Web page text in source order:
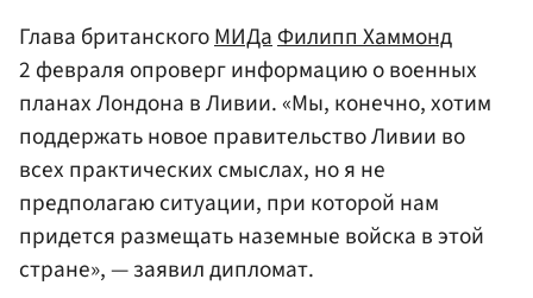
Глава британскогоМИДаФилипп Хаммонд
2 февраля опроверг информацию о военных
планах Лондона в Ливии. «Мы, конечно, хотим
поддержать новое правительство Ливии во
всех практических смыслах, но я не
предполагаю ситуации, при которой нам
придется размещать наземные войска в этой
стране», — заявил дипломат.